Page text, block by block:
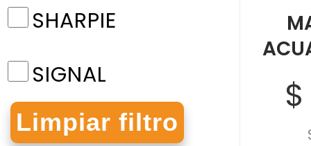
SHARPIE
SIGNAL
STAEDTLER